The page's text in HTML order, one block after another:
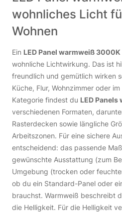
wohnliches Licht
Wohnen
Ein LED Panel warmweiß 3000K
wohnliche Lichtwirkung. Das ist
freundlich und gemütlich wirken
Küche, Flur, Wohnzimmer oder
Kategorie findest du LED Panels
verschiedenen Formaten,
Rasterdecken sowie längliche
Arbeitszonen. Für eine sichere
entscheidend: das passende
gewünschte Ausstattung (zum
Umgebung (trocken oder
ob du ein Standard-Panel oder
brauchst. Warmweiß beschreibt
die Helligkeit. Für die Helligkeit